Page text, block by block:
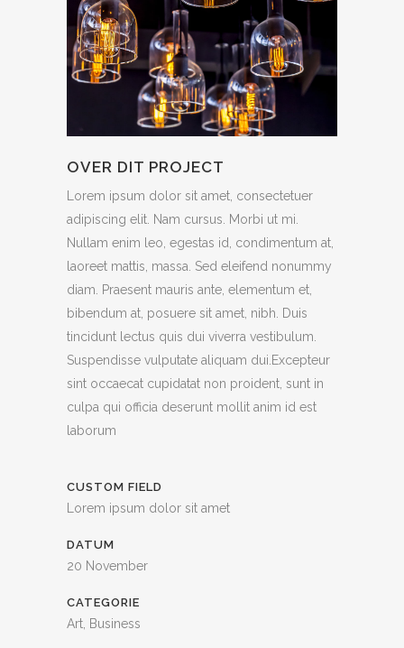
OVER DIT PROJECT
Lorem ipsum dolor sit amet, consectetuer
adipiscing elit. Nam cursus. Morbi ut mi.
Nullam enim leo, egestas id, condimentum at,
laoreet mattis, massa. Sed eleifend nonummy
diam. Praesent mauris ante, elementum et,
bibendum at, posuere sit amet, nibh. Duis
tincidunt lectus quis dui viverra vestibulum.
Suspendisse vulputate aliquam dui.Excepteur
sint occaecat cupidatat non proident, sunt in
culpa qui officia deserunt mollit anim id est
laborum
CUSTOM FIELD
Lorem ipsum dolor sit amet
DATUM
20 November
CATEGORIE
Art, Business